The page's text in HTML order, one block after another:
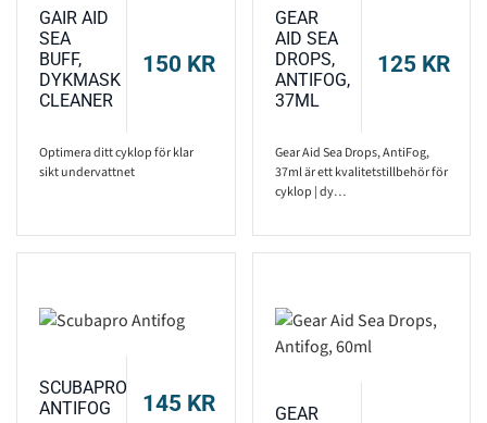
GAIR AID
SEA
BUFF,
DYKMASK
CLEANER
150 KR
Optimera ditt cyklop för klar
sikt undervattnet
GEAR
AID SEA
DROPS,
ANTIFOG,
37ML
125 KR
Gear Aid Sea Drops, AntiFog,
37ml är ett kvalitetstillbehör för
cyklop | dy…
SCUBAPRO
ANTIFOG
145 KR GEAR